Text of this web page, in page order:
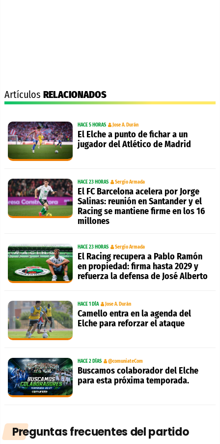
Artículos RELACIONADOS
HACE 5 HORAS Jose A. Durán
El Elche a punto de fichar a un
jugador del Atlético de Madrid
HACE 23 HORAS Sergio Armada
El FC Barcelona acelera por Jorge
Salinas: reunión en Santander y el
Racing se mantiene firme en los 16
millones
HACE 23 HORAS Sergio Armada
El Racing recupera a Pablo Ramón
en propiedad: firma hasta 2029 y
refuerza la defensa de José Alberto
HACE 1 DÍA Jose A. Durán
Camello entra en la agenda del
Elche para reforzar el ataque
HACE 2 DÍAS @comuniateCom
Buscamos colaborador del Elche
para esta próxima temporada.
Preguntas frecuentes del partido